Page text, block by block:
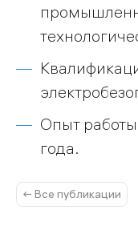
Опыт
года.
← Все публикации